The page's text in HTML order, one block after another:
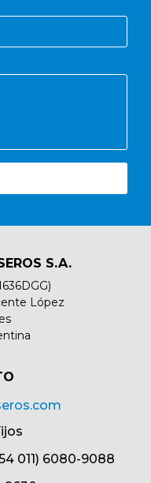
S.A.
López
011) 6080-9088